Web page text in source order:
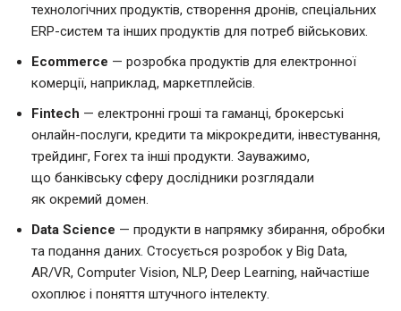
технологічних продуктів, створення дронів, спеціальних
ERP-систем та інших продуктів для потреб військових.
Ecommerce — розробка продуктів для електронної
комерції, наприклад, маркетплейсів.
Fintech — електронні гроші та гаманці, брокерські
онлайн-послуги, кредити та мікрокредити, інвестування,
трейдинг, Forex та інші продукти. Зауважимо,
що банківську сферу дослідники розглядали
як окремий домен.
Data Science — продукти в напрямку збирання, обробки
та подання даних. Стосується розробок у Big Data,
AR/VR, Computer Vision, NLP, Deep Learning, найчастіше
охоплює і поняття штучного інтелекту.